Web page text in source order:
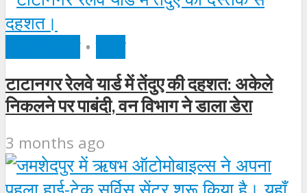
•
टाटानगर रेलवे यार्ड में तेंदुए की दहशत: अकेले
निकलने पर पाबंदी, वन विभाग ने डाला डेरा
3 months ago